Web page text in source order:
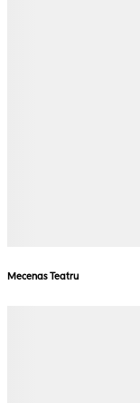
Mecenas Teatru